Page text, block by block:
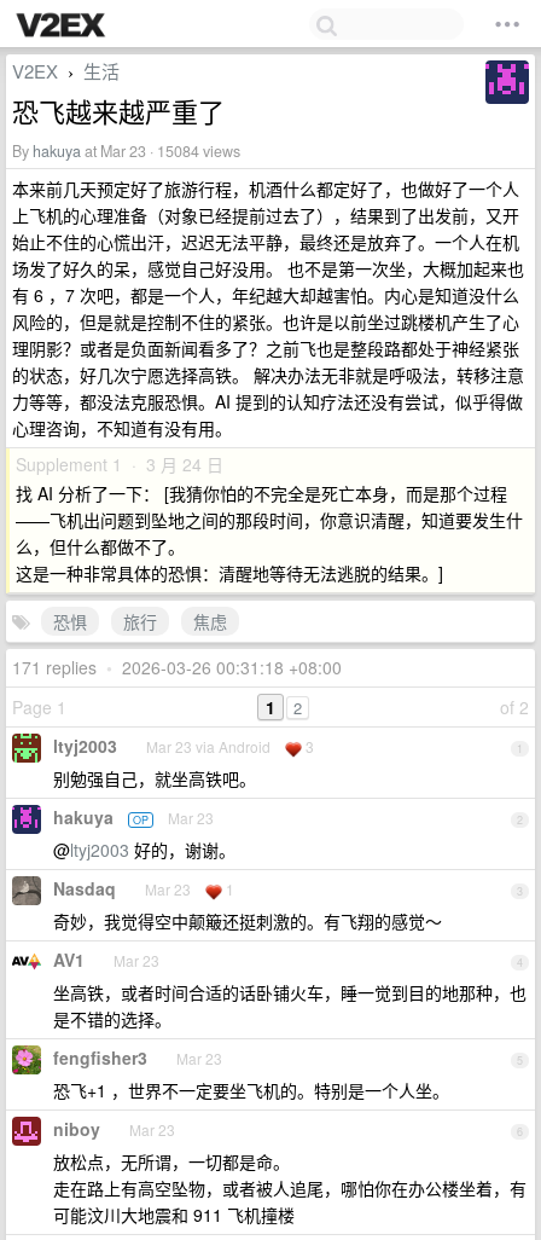
V2EX › 生活
恐飞越来越严重了
By hakuyaat Mar 23 · 15084 views
本来前几天预定好了旅游行程，机酒什么都定好了，也做好了一个人
上飞机的心理准备（对象已经提前过去了），结果到了出发前，又开
始止不住的心慌出汗，迟迟无法平静，最终还是放弃了。一个人在机
场发了好久的呆，感觉自己好没用。 也不是第一次坐，大概加起来也
有 6 ，7 次吧，都是一个人，年纪越大却越害怕。内心是知道没什么
风险的，但是就是控制不住的紧张。也许是以前坐过跳楼机产生了心
理阴影？或者是负面新闻看多了？之前飞也是整段路都处于神经紧张
的状态，好几次宁愿选择高铁。 解决办法无非就是呼吸法，转移注意
力等等，都没法克服恐惧。AI 提到的认知疗法还没有尝试，似乎得做
心理咨询，不知道有没有用。
Supplement 1 · 3 月 24 日
找 AI 分析了一下： [我猜你怕的不完全是死亡本身，而是那个过程
——飞机出问题到坠地之间的那段时间，你意识清醒，知道要发生什
么，但什么都做不了。
这是一种非常具体的恐惧：清醒地等待无法逃脱的结果。]
恐惧
旅行
焦虑
171 replies • 2026-03-26 00:31:18 +08:00
Page 1
of 2
1 2
1
ltyj2003 Mar 23 via Android 3
别勉强自己，就坐高铁吧。
2
hakuya OP Mar 23
@ltyj2003 好的，谢谢。
3
Nasdaq Mar 23 1
奇妙，我觉得空中颠簸还挺刺激的。有飞翔的感觉～
4
AV1 Mar 23
坐高铁，或者时间合适的话卧铺火车，睡一觉到目的地那种，也
是不错的选择。
5
fengfisher3 Mar 23
恐飞+1 ，世界不一定要坐飞机的。特别是一个人坐。
6
niboy Mar 23
放松点，无所谓，一切都是命。
走在路上有高空坠物，或者被人追尾，哪怕你在办公楼坐着，有
可能汶川大地震和 911 飞机撞楼